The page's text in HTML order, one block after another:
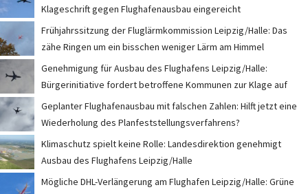
Klageschrift gegen Flughafenausbau eingereicht
Frühjahrssitzung der Fluglärmkommission Leipzig/Halle: Das
zähe Ringen um ein bisschen weniger Lärm am Himmel
Genehmigung für Ausbau des Flughafens Leipzig/Halle:
Bürgerinitiative fordert betroffene Kommunen zur Klage auf
Geplanter Flughafenausbau mit falschen Zahlen: Hilft jetzt eine
Wiederholung des Planfeststellungsverfahrens?
Klimaschutz spielt keine Rolle: Landesdirektion genehmigt
Ausbau des Flughafens Leipzig/Halle
Mögliche DHL-Verlängerung am Flughafen Leipzig/Halle: Grüne